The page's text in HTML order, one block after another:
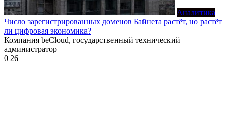
Аналитика
Число зарегистрированных доменов Байнета растёт, но растёт
ли цифровая экономика?
Компания beCloud, государственный технический
администратор
0 26